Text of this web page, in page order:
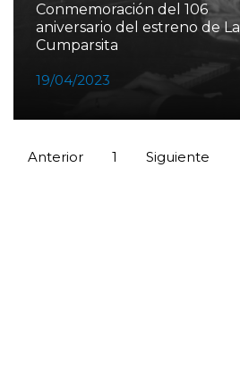
Conmemoración del 106
aniversario del estreno de La
Cumparsita
19/04/2023
Anterior 1 Siguiente